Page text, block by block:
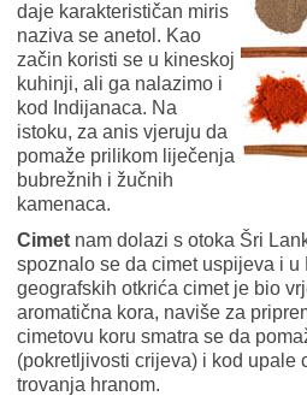
daje karakterističan miris
naziva se anetol. Kao
začin koristi se u kineskoj
kuhinji, ali ga nalazimo i
kod Indijanaca. Na
istoku, za anis vjeruju da
pomaže prilikom liječenja
bubrežnih i žučnih
kamenaca.
Cimet nam dolazi s otoka Šri
spoznalo se da cimet uspijeva i
geografskih otkrića cimet je bio
aromatična kora, naviše za
cimetovu koru smatra se da
(pokretljivosti crijeva) i kod upale
trovanja hranom.